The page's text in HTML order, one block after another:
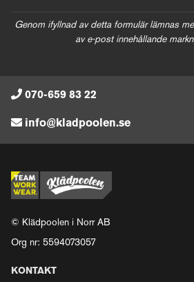
Genom ifyllnad av detta formulär lämnas
av e-post innehållande
070-659 83 22
info@kladpoolen.se
© Klädpoolen i Norr AB
Org nr: 5594073057
KONTAKT